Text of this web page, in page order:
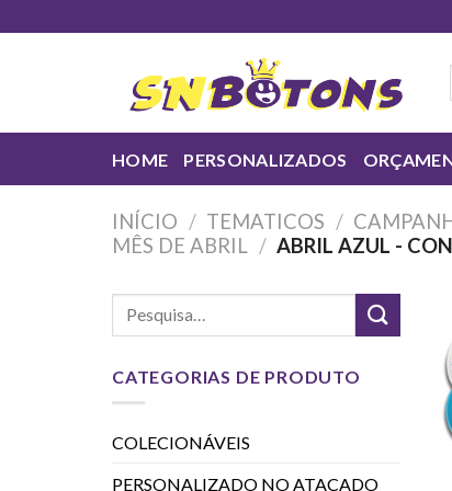
to
HOME PERSONALIZADOS
INÍCIO / TEMATICOS /
MÊS DE ABRIL / ABRIL AZUL -
CATEGORIAS DE PRODUTO
COLECIONÁVEIS
PERSONALIZADO NO ATACADO